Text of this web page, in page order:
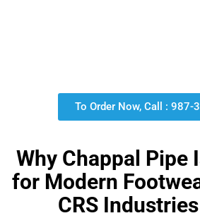
To Order Now, Call : 987-
Why Chappal Pipe
for Modern
CRS